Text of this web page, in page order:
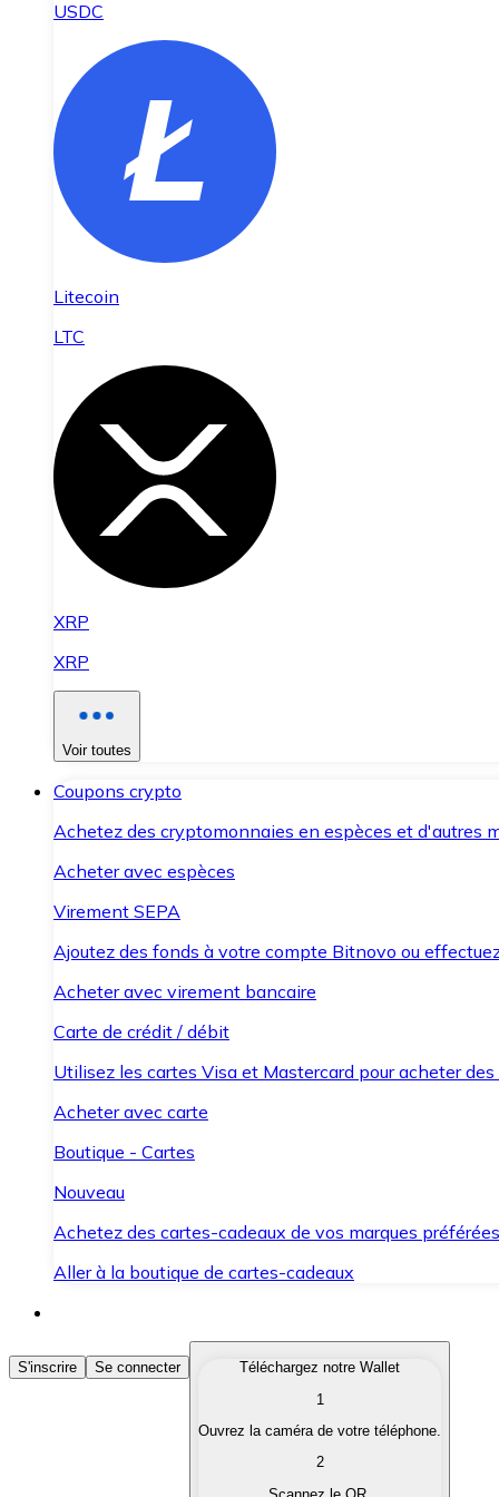
USDC
Litecoin
LTC
XRP
XRP
Voir toutes
Coupons crypto
Achetez des cryptomonnaies en espèces et d'autres
Acheter avec espèces
Virement SEPA
Ajoutez des fonds à votre compte Bitnovo ou
Acheter avec virement bancaire
Carte de crédit / débit
Utilisez les cartes Visa et Mastercard pour acheter
Acheter avec carte
Boutique - Cartes
Nouveau
Achetez des cartes-cadeaux de vos marques
Aller à la boutique de cartes-cadeaux
Acheter des Cryptomonnaies
Achetez les cryptomonnaies qui vous intéressent
Convertissez vos cryptomonnaies en monnaie
S'inscrire Se connecter
Téléchargez notre Wallet
1
Ouvrez la caméra de votre téléphone.
2